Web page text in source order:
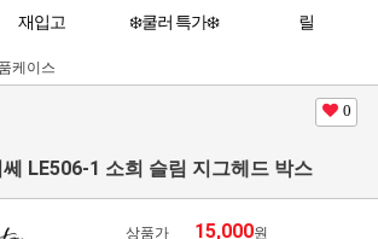
재입고 ❄️쿨러 특가❄️ 릴
케이스
0
LE506-1 소희 슬림 지그헤드 박스
상품가 15,000원